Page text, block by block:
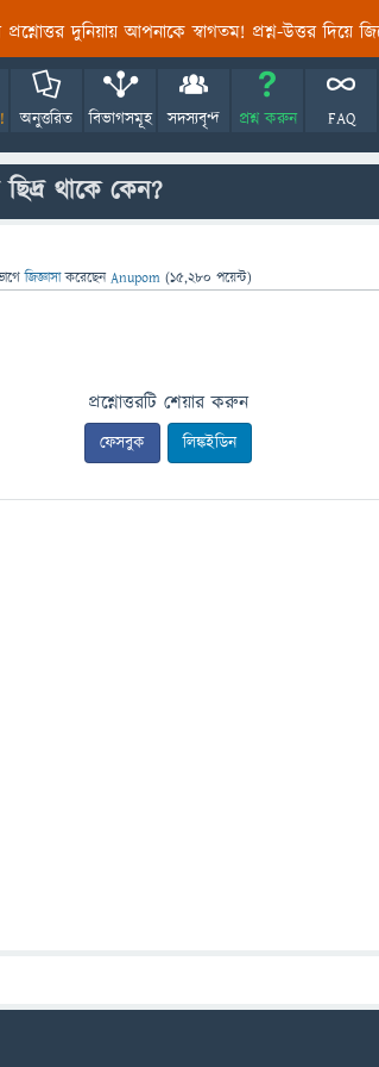
প্রশ্নোত্তর দুনিয়ায় আপনাকে স্বাগতম! প্রশ্ন-উত্তর দিয়ে
অনুত্তরিত বিভাগসমূহ সদস্যবৃন্দ প্রশ্ন করুন FAQ
ছিদ্র থাকে কেন?
জিজ্ঞাসাকরেছেনAnupom (15,280 পয়েন্ট)
প্রশ্নোত্তরটি শেয়ার করুন
ফেসবুক লিঙ্কইডিন